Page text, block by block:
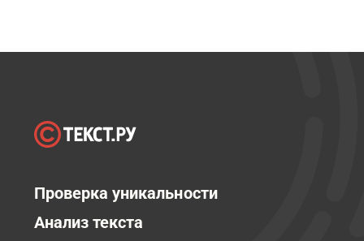
Проверка уникальности
Анализ текста